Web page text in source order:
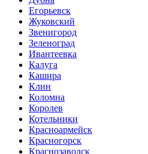
Егорьевск
Жуковский
Звенигород
Зеленоград
Ивантеевка
Калуга
Кашира
Клин
Коломна
Королев
Котельники
Красноармейск
Красногорск
Краснозаводск